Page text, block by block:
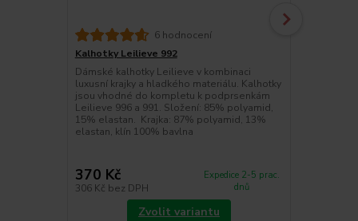
6 hodnocení
Kalhotky Leilieve 992
Dámské kalhotky Leilieve v kombinaci
luxusní krajky a hladkého materiálu. Kalhotky
jsou vhodné do kompletu k podprsenkám
Leilieve 996 a 991. Složení: 85% polyamid,
15% elastan. Krajka: 87% polyamid, 13%
elastan, klín 100% bavlna
370 Kč
306 Kč bez DPH
Expedice 2-5 prac.
dnů
Zvolit variantu